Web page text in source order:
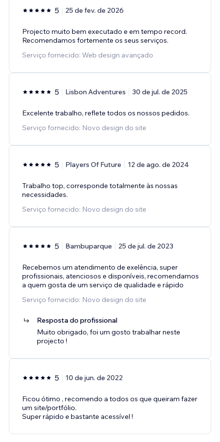
5 25 de fev. de 2026
Projecto muito bem executado e em tempo record.
Recomendamos fortemente os seus serviços.
Serviço fornecido: Web design avançado
5 Lisbon Adventures 30 de jul. de 2025
Excelente trabalho, reflete todos os nossos pedidos.
Serviço fornecido: Novo design do site
5 Players Of Future 12 de ago. de 2024
Trabalho top, corresponde totalmente às nossas
necessidades.
Serviço fornecido: Novo design do site
5 Bambuparque 25 de jul. de 2023
Recebemos um atendimento de exelência, super
profissionais, atenciosos e disponíveis, recomendamos
a quem gosta de um serviço de qualidade e rápido
Serviço fornecido: Novo design do site
Resposta do profissional
Muito obrigado, foi um gosto trabalhar neste
projecto !
5 10 de jun. de 2022
Ficou ótimo , recomendo a todos os que queiram fazer
um site/portfólio.
Super rápido e bastante acessível !